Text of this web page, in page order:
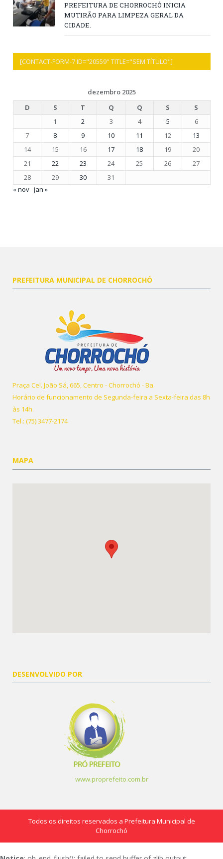
PREFEITURA DE CHORROCHÓ INICIA
MUTIRÃO PARA LIMPEZA GERAL DA
CIDADE.
[CONTACT-FORM-7 ID="20559" TITLE="SEM TÍTULO"]
dezembro 2025
D
S T Q Q S
S
1
2 3 4 5
6
7
8 9 10 11 12
13
14
15 16 17 18 19
20
21
22 23 24 25 26
27
28
29 30
31
« nov jan »
PREFEITURA MUNICIPAL DE CHORROCHÓ
Praça Cel. João Sá, 665, Centro - Chorrochó - Ba.
Horário de funcionamento de Segunda-feira a Sexta-feira das 8h
às 14h.
Tel.: (75) 3477-2174
MAPA
DESENVOLVIDO POR
www.proprefeito.com.br
Todos os direitos reservados a Prefeitura Municipal de
Chorrochó